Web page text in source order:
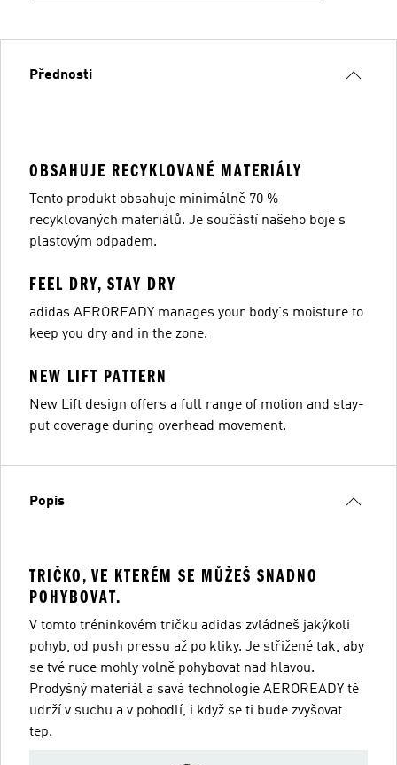
Přednosti
OBSAHUJE RECYKLOVANÉ MATERIÁLY
Tento produkt obsahuje minimálně 70 %
recyklovaných materiálů. Je součástí našeho boje s
plastovým odpadem.
FEEL DRY, STAY DRY
adidas AEROREADY manages your body's moisture to
keep you dry and in the zone.
NEW LIFT PATTERN
New Lift design offers a full range of motion and stay-
put coverage during overhead movement.
Popis
TRIČKO, VE KTERÉM SE MŮŽEŠ SNADNO
POHYBOVAT.
V tomto tréninkovém tričku adidas zvládneš jakýkoli
pohyb, od push pressu až po kliky. Je střižené tak, aby
se tvé ruce mohly volně pohybovat nad hlavou.
Prodyšný materiál a savá technologie AEROREADY tě
udrží v suchu a v pohodlí, i když se ti bude zvyšovat
tep.